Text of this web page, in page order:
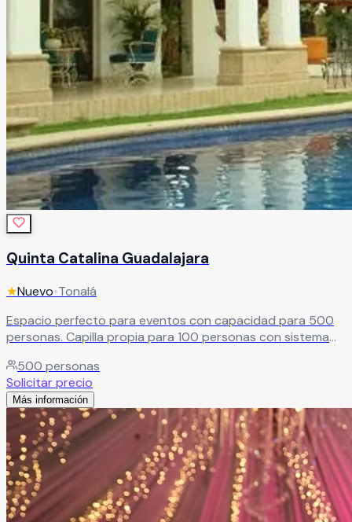
Quinta Catalina Guadalajara
★Nuevo•Tonalá
Espacio perfecto para eventos con capacidad para 500
personas. Capilla propia para 100 personas con sistema
personalizada.Leer más
500 personas
Solicitar precio
Más información